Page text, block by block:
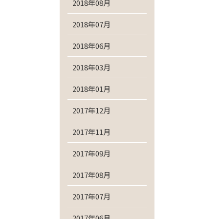
2018年08月
2018年07月
2018年06月
2018年03月
2018年01月
2017年12月
2017年11月
2017年09月
2017年08月
2017年07月